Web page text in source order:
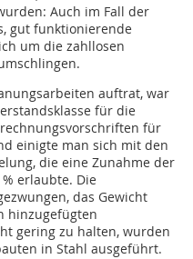
Auch im Fall der
gut funktionierende
um die zahllosen
auftrat, war
für die
für
einigte man sich mit den
die eine Zunahme der
erlaubte. Die
das Gewicht
hinzugefügten
gering zu halten, wurden
in Stahl ausgeführt.